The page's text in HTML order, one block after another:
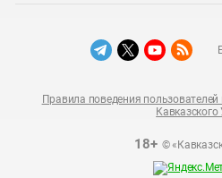
18+©
Правила поведения
Кавказского